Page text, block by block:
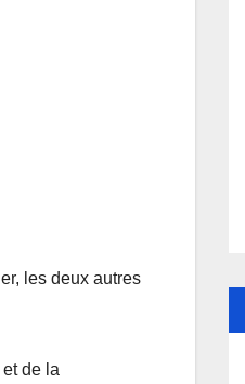
les deux autres
de la